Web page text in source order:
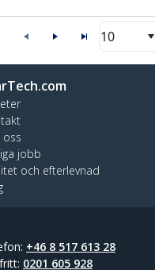
10
oss
jobb
och efterlevnad
+46 8 517 613 28
0201 605 928